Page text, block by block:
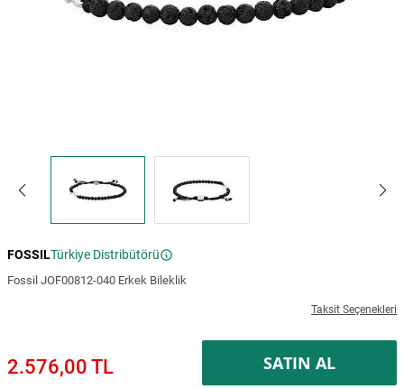
FOSSILTürkiye Distribütörü
Fossil JOF00812-040 Erkek Bileklik
Taksit Seçenekleri
2.576,00 TL SATIN AL